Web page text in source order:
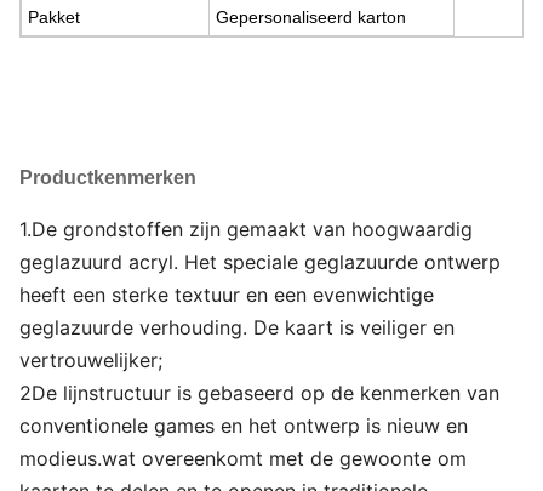
Pakket
Gepersonaliseerd karton
Productkenmerken
1.De grondstoffen zijn gemaakt van hoogwaardig
geglazuurd acryl. Het speciale geglazuurde ontwerp
heeft een sterke textuur en een evenwichtige
geglazuurde verhouding. De kaart is veiliger en
vertrouwelijker;
2De lijnstructuur is gebaseerd op de kenmerken van
conventionele games en het ontwerp is nieuw en
modieus.wat overeenkomt met de gewoonte om